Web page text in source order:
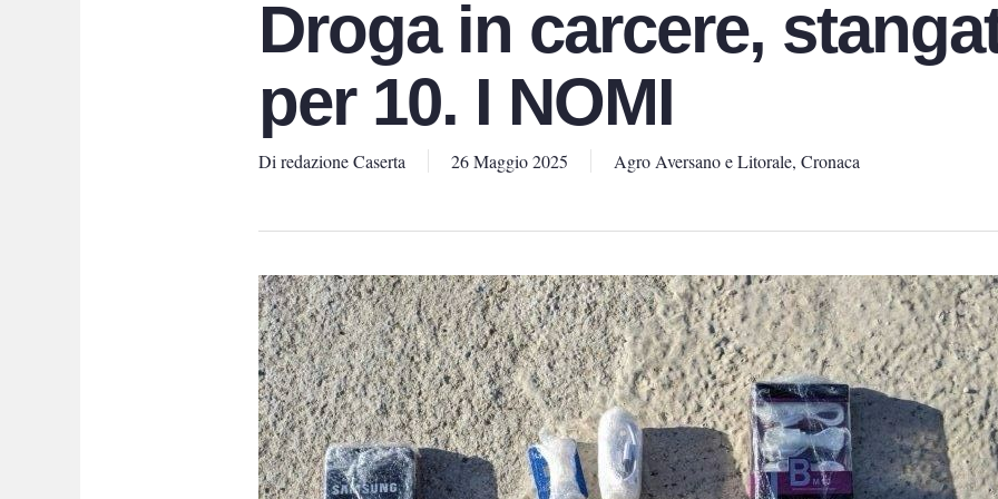
Droga in carcere,
per 10. I NOMI
Di redazione Caserta 26 Maggio 2025 Agro Aversano e Litorale, Cronaca